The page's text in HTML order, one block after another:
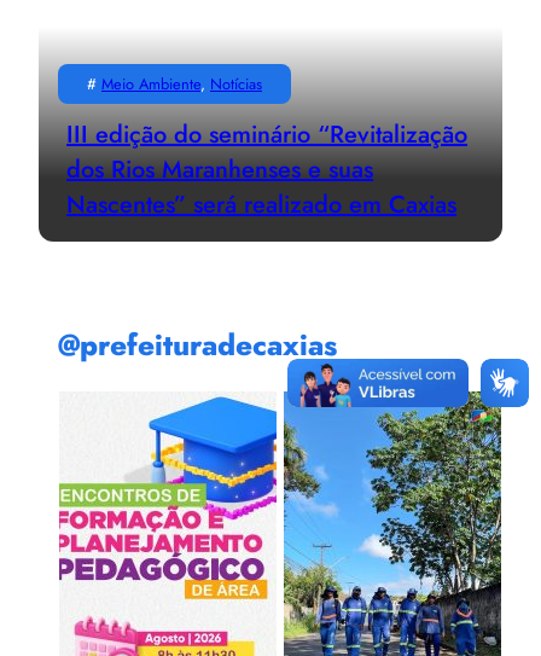
# Meio Ambiente, Notícias
III edição do seminário “Revitalização
dos Rios Maranhenses e suas
Nascentes” será realizado em Caxias
@prefeituradecaxias